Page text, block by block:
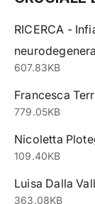
RICERCA -
607.83KB
Francesca
779.05KB
Nicoletta
109.40KB
Luisa Dalla
363.08KB